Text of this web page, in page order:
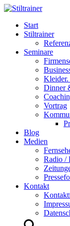
Start
Stiltrainer
Seminare
Dinner
Vortrag
Blog
Medien
Radio /
Kontakt